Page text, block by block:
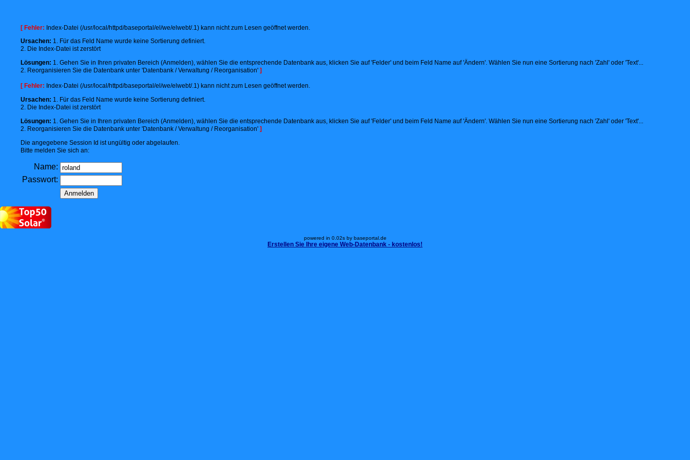
[ Fehler: Index-Datei (/usr/local/httpd/baseportal/el/we/elwebt/.1) kann nicht zum Lesen geöffnet werden.
Ursachen: 1. Für das Feld Name wurde keine Sortierung definiert.
2. Die Index-Datei ist zerstört
Lösungen: 1. Gehen Sie in Ihren privaten Bereich (Anmelden), wählen Sie die entsprechende Datenbank aus, klicken Sie auf 'Felder' und beim Feld Name auf 'Ändern'. Wählen Sie nun eine Sortierung nach 'Zahl' oder 'Text'...
2. Reorganisieren Sie die Datenbank unter 'Datenbank / Verwaltung / Reorganisation' ]
[ Fehler: Index-Datei (/usr/local/httpd/baseportal/el/we/elwebt/.1) kann nicht zum Lesen geöffnet werden.
Ursachen: 1. Für das Feld Name wurde keine Sortierung definiert.
2. Die Index-Datei ist zerstört
Lösungen: 1. Gehen Sie in Ihren privaten Bereich (Anmelden), wählen Sie die entsprechende Datenbank aus, klicken Sie auf 'Felder' und beim Feld Name auf 'Ändern'. Wählen Sie nun eine Sortierung nach 'Zahl' oder 'Text'...
2. Reorganisieren Sie die Datenbank unter 'Datenbank / Verwaltung / Reorganisation' ]
Die angegebene Session Id ist ungültig oder abgelaufen.
Bitte melden Sie sich an:
Name:
Passwort:
powered in 0.02s by baseportal.de
Erstellen Sie Ihre eigene Web-Datenbank - kostenlos!